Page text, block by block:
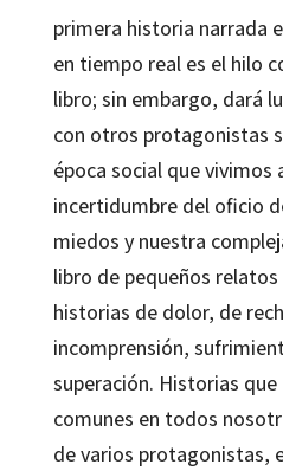
primera historia narrada
en tiempo real es el hilo
libro; sin embargo, dará
con otros protagonistas
época social que vivimos
incertidumbre del oficio
miedos y nuestra
libro de pequeños
historias de dolor, de
incomprensión,
superación. Historias que
comunes en todos
de varios protagonistas,